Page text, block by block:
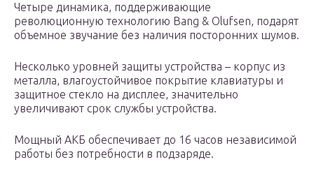
Четыре динамика, поддерживающие
революционную технологию Bang & Olufsen, подарят
объемное звучание без наличия посторонних шумов.
Несколько уровней защиты устройства – корпус из
металла, влагоустойчивое покрытие клавиатуры и
защитное стекло на дисплее, значительно
увеличивают срок службы устройства.
Мощный АКБ обеспечивает до 16 часов независимой
работы без потребности в подзаряде.